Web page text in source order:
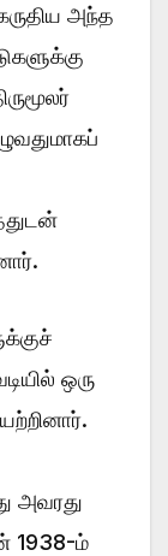
அந்த
ஒரு
அவரது
1938-ம்